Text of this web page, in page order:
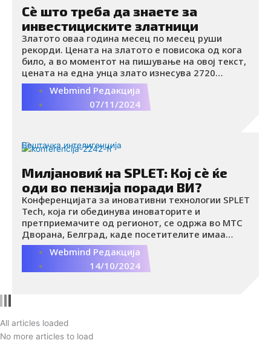
Сè што треба да знаете за
инвестициските златници
Златото оваа година месец по месец руши
рекорди. Цената на златото е повисока од кога
било, а во моментот на пишување на овој текст,
цената на една унца злато изнесува 2720
долари, што е околу 87 долари за грам.
Webmind Редакција
07/11/2024
Вештачка интелигенција
Милјановиќ на SPLET: Кој сè ќе
оди во пензија поради ВИ?
Конференцијата за иновативни технологии SPLET
Tech, која ги обединува иноваторите и
претприемачите од регионот, се одржа во МТС
Дворана, Белград, каде посетителите имаа
можност да слушнат врвни експерти од
различни области. Меѓу нив беше и основачот и
извршниот директор на Represent System, д-р
Webmind Редакција
14/10/2024
All articles loaded
No more articles to load